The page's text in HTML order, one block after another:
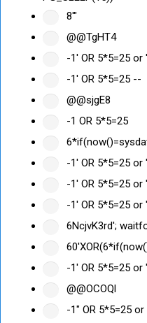
8'"
@@TgHT4
-1' OR 5*5=25 or
-1' OR 5*5=25 --
@@sjgE8
-1 OR 5*5=25
-1' OR 5*5=25 or
-1' OR 5*5=25 or
-1' OR 5*5=25 or
6NcjvK3rd';
-1' OR 5*5=25 or
@@OCOQl
-1" OR 5*5=25 or